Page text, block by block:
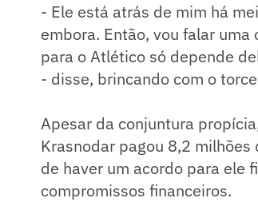
- Ele está atrás de mim há
embora. Então, vou falar
para o Atlético só depende
- disse, brincando com o
Apesar da conjuntura
Krasnodar pagou 8,2
de haver um acordo para ele
compromissos financeiros.